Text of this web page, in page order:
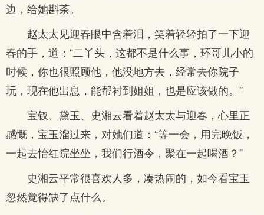
边，给她斟茶。
赵太太见迎春眼中含着泪，笑着轻轻拍了一下迎
春的手，道：“二丫头，这都不是什么事，环哥儿小的
时候，你也很照顾他，他没地方去，经常去你院子
玩，现在他出息，能帮衬到姐姐，也是应该做的。”
宝钗、黛玉、史湘云看着赵太太与迎春，心里正
感慨，宝玉溜过来，对她们道：“等一会，用完晚饭，
一起去怡红院坐坐，我们行酒令，聚在一起喝酒？”
史湘云平常很喜欢人多，凑热闹的，如今看宝玉
忽然觉得缺了点什么。